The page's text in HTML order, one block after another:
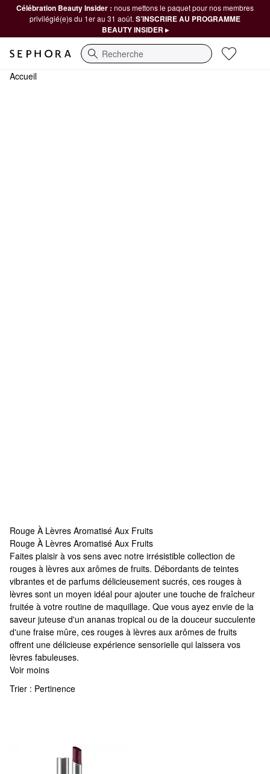
Célébration Beauty Insider : nous mettons le paquet pour nos membres
privilégié(e)s du 1er au 31 août. S’INSCRIRE AU PROGRAMME
BEAUTY INSIDER ▸
Recherche
Accueil
Rouge À Lèvres Aromatisé Aux Fruits
Rouge À Lèvres Aromatisé Aux Fruits
Rouge À Lèvres Aromatisé Aux Fruits
Faites plaisir à vos sens avec notre irrésistible collection de
rouges à lèvres aux arômes de fruits. Débordants de teintes
vibrantes et de parfums délicieusement sucrés, ces rouges à
lèvres sont un moyen idéal pour ajouter une touche de fraîcheur
fruitée à votre routine de maquillage. Que vous ayez envie de la
saveur juteuse d'un ananas tropical ou de la douceur succulente
d'une fraise mûre, ces rouges à lèvres aux arômes de fruits
offrent une délicieuse expérience sensorielle qui laissera vos
lèvres fabuleuses.
Voir moins
Trier : Pertinence